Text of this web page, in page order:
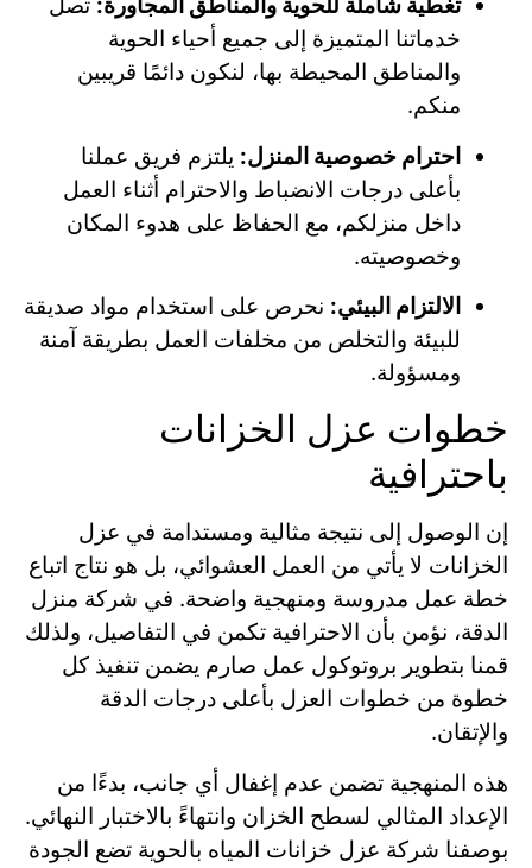
تغطية شاملة للحوية والمناطق المجاورة: تصل
خدماتنا المتميزة إلى جميع أحياء الحوية
والمناطق المحيطة بها، لنكون دائمًا قريبين
منكم.
احترام خصوصية المنزل: يلتزم فريق عملنا
بأعلى درجات الانضباط والاحترام أثناء العمل
داخل منزلكم، مع الحفاظ على هدوء المكان
وخصوصيته.
الالتزام البيئي: نحرص على استخدام مواد صديقة
للبيئة والتخلص من مخلفات العمل بطريقة آمنة
ومسؤولة.
خطوات عزل الخزانات
باحترافية
إن الوصول إلى نتيجة مثالية ومستدامة في عزل
الخزانات لا يأتي من العمل العشوائي، بل هو نتاج اتباع
خطة عمل مدروسة ومنهجية واضحة. في شركة منزل
الدقة، نؤمن بأن الاحترافية تكمن في التفاصيل، ولذلك
قمنا بتطوير بروتوكول عمل صارم يضمن تنفيذ كل
خطوة من خطوات العزل بأعلى درجات الدقة
والإتقان.
هذه المنهجية تضمن عدم إغفال أي جانب، بدءًا من
الإعداد المثالي لسطح الخزان وانتهاءً بالاختبار النهائي.
بوصفنا شركة عزل خزانات المياه بالحوية تضع الجودة